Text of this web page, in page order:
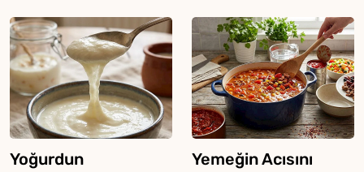
Yoğurdun
Yemeğin Acısını